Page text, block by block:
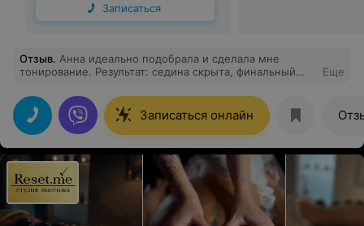
Записаться
Отзыв. Анна идеально подобрала и сделала мне
тонирование. Результат: седина скрыта, финальный
весело в приятной атмосфере. Чашечка чая с
вкусняшкой приятно порадовала. Спасибо Анне за
качество и профессионализм!!!
Еще
Записаться онлайн